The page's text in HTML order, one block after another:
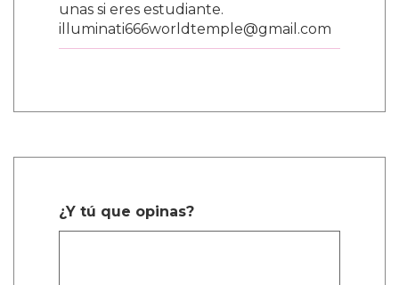
unas si eres estudiante.
illuminati666worldtemple@gmail.com
¿Y tú que opinas?